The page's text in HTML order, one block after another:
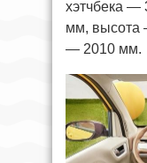
хэтчбека
мм, высота
— 2010 мм.